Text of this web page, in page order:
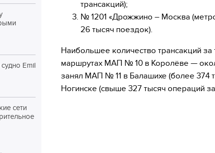
Emil
сети
трансакций);
№ 1201 «Дрожжино – Москва
26 тысяч поездок).
Наибольшее количество трансакций
маршрутах МАП № 10 в Королёве —
занял МАП № 11 в Балашихе (более
Ногинске (свыше 327 тысяч операций